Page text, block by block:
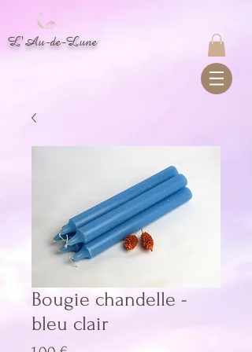
L'Au-de-Lune
Bougie chandelle -
bleu clair